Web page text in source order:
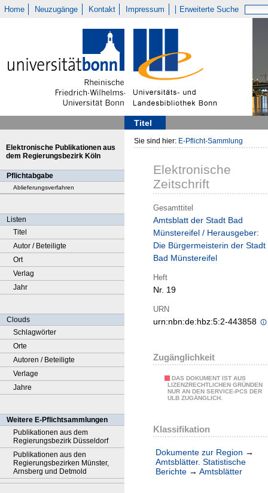
Home Neuzugänge Kontakt Impressum Erweiterte Suche
Titel
Elektronische Publikationen aus
dem Regierungsbezirk Köln
Pflichtabgabe
Ablieferungsverfahren
Listen
Titel
Autor / Beteiligte
Ort
Verlag
Jahr
Clouds
Schlagwörter
Orte
Autoren / Beteiligte
Verlage
Jahre
Weitere E-Pflichtsammlungen
Publikationen aus dem
Regierungsbezirk Düsseldorf
Publikationen aus den
Regierungsbezirken Münster,
Arnsberg und Detmold
Sie sind hier: E-Pflicht-Sammlung
Elektronische
Zeitschrift
Gesamttitel
Amtsblatt der Stadt Bad
Münstereifel / Herausgeber:
Die Bürgermeisterin der Stadt
Bad Münstereifel
Heft
Nr. 19
URN
urn:nbn:de:hbz:5:2-443858
Zugänglichkeit
DAS DOKUMENT IST AUS
LIZENZRECHTLICHEN GRÜNDEN
NUR AN DEN SERVICE-PCS DER
ULB ZUGÄNGLICH.
Klassifikation
Dokumente zur Region →
Amtsblätter. Statistische
Berichte → Amtsblätter